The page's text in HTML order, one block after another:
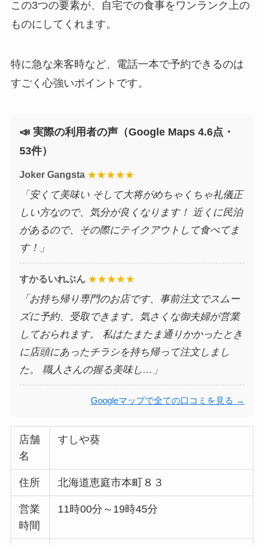
この3つの要素が、自宅での食事をワンランク上の
ものにしてくれます。
特に急な来客時など、電話一本で予約できるのは
すごく心強いポイントです。
📣 実際の利用者の声（Google Maps 4.6点・
53件）
Joker Gangsta ★★★★★
「安くて美味い そして大将がめちゃくちゃ礼儀正
しい方なので、気分が良くなります！ 近くに民泊
があるので、その際にテイクアウトして食べてま
す！」
すかるいれぶん ★★★★★
「お持ち帰り専門のお店です、事前注文でスムー
ズに予約、受取できます。気さくな御夫婦が営業
しておられます。 私はたまたま通りかかったとき
に店頭にあったチラシを持ち帰って注文しまし
た。 職人さんの握る美味し…」
Googleマップで全ての口コミを見る →
店舗
名
すしや葵
住所 北海道恵庭市本町８３
営業
時間
11時00分～19時45分